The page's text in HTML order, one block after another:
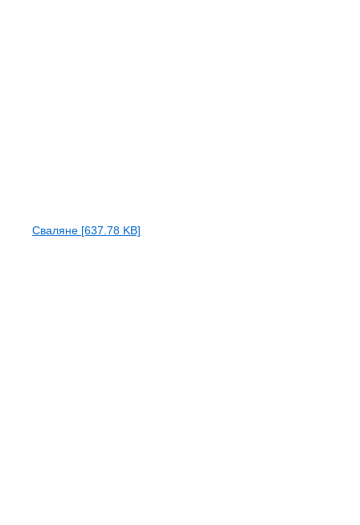
Сваляне [637.78 KB]